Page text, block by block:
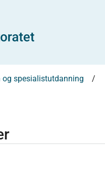
og spesialistutdanning